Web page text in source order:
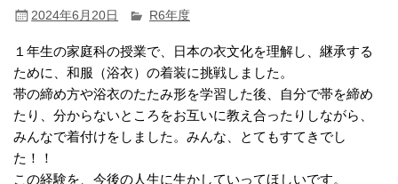
2024年6月20日 R6年度
１年生の家庭科の授業で、日本の衣文化を理解し、継承する
ために、和服（浴衣）の着装に挑戦しました。
帯の締め方や浴衣のたたみ形を学習した後、自分で帯を締め
たり、分からないところをお互いに教え合ったりしながら、
みんなで着付けをしました。みんな、とてもすてきでし
た！！
この経験を、今後の人生に生かしていってほしいです。